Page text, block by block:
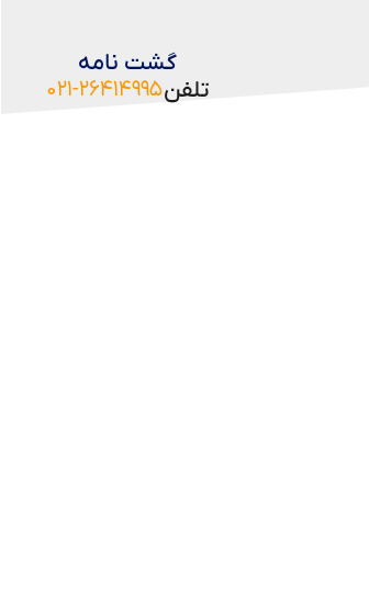
گشت نامه
تلفن۰۲۱-۲۶۴۱۴۹۹۵